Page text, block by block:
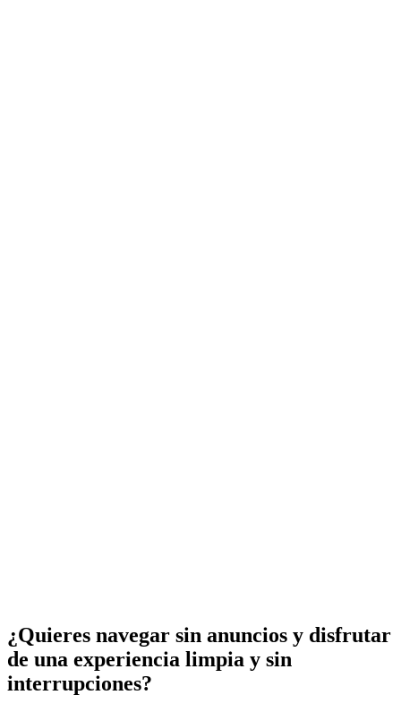
¿Quieres navegar sin anuncios y disfrutar
de una experiencia limpia y sin
interrupciones?